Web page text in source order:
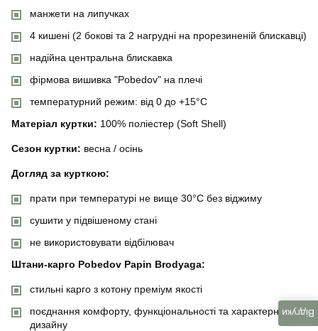
манжети на липучках
4 кишені (2 бокові та 2 нагрудні на прорезиненій блискавці)
надійна центральна блискавка
фірмова вишивка "Pobedov" на плечі
температурний режим: від 0 до +15°C
Матеріал куртки: 100% поліестер (Soft Shell)
Сезон куртки: весна / осінь
Догляд за курткою:
прати при температурі не вище 30°C без віджиму
сушити у підвішеному стані
не використовувати відбілювач
Штани-карго Pobedov Papin Brodyaga:
стильні карго з котону преміум якості
поєднання комфорту, функціональності та характерного
дизайну
Відгуки